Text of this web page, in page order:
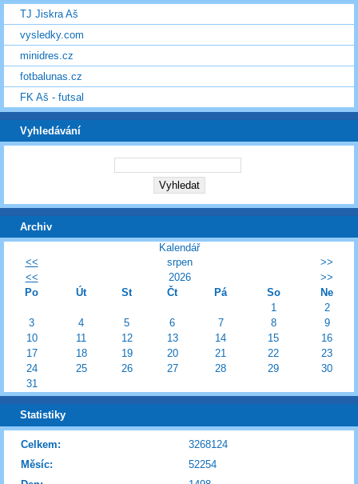
TJ Jiskra Aš
vysledky.com
minidres.cz
fotbalunas.cz
FK Aš - futsal
Vyhledávání
Archiv
Kalendář
<<
srpen
>>
<<
2026
>>
Po
Út St Čt Pá So
Ne
1
2
3
4 5 6 7 8
9
10
11 12 13 14 15
16
17
18 19 20 21 22
23
24
25 26 27 28 29
30
31
Statistiky
Celkem:
3268124
Měsíc:
52254